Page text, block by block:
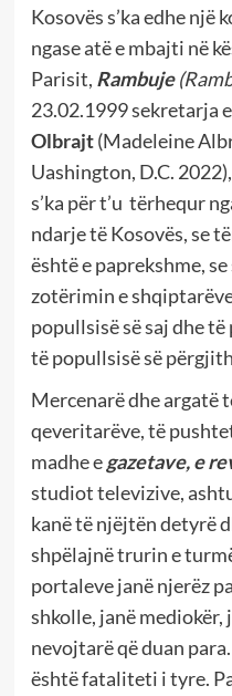
Kosovës s’ka edhe një
ngase atë e mbajti në
Parisit, Rambuje
23.02.1999 sekretarja
Olbrajt(Madeleine
Uashington, D.C.
s’ka për t’u tërhequr
ndarje të Kosovës, se
është e paprekshme,
zotërimin e
popullsisë së saj dhe
të popullsisë së
Mercenarë dhe argatë
qeveritarëve, të
madhe egazetave, e
studiot televizive,
kanë të njëjtën detyrë
shpëlajnë trurin e
portaleve janë njerëz
shkolle, janë mediokër,
nevojtarë që duan
është fataliteti i tyre.